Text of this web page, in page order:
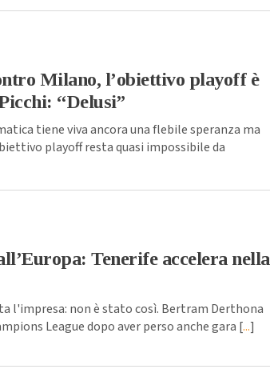
Milano, l’obiettivo playoff è
“Delusi”
tiene viva ancora una flebile speranza ma
playoff resta quasi impossibile da
Tenerife accelera nella
l'impresa: non è stato così. Bertram Derthona
League dopo aver perso anche gara [...]